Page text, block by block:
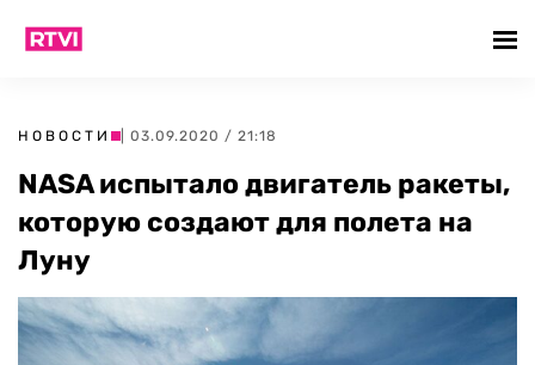
НОВОСТИ | 03.09.2020 / 21:18
NASA испытало двигатель ракеты,
которую создают для полета на
Луну